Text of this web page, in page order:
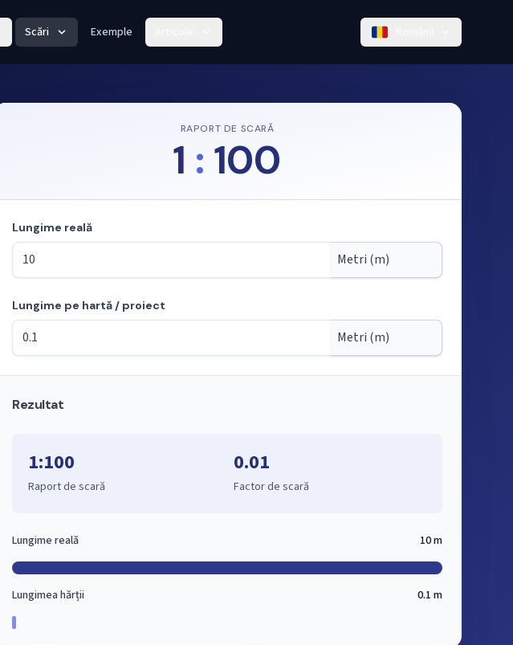
Scări Exemple
RAPORT DE SCARĂ
1 : 100
Mod: calculul lungimilor din scară
Lungime reală
Lungime pe hartă / proiect
Rezultat
1:100
Raport de scară
0.01
Factor de scară
Lungime reală 10 m
Lungimea hărții 0.1 m